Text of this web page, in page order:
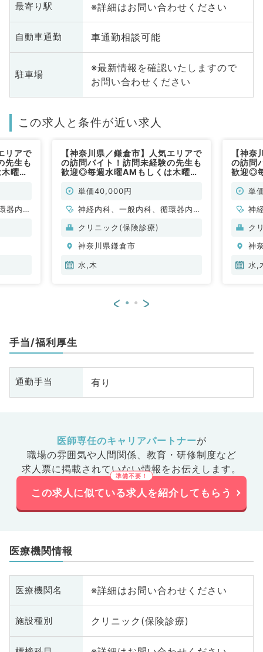
最寄り駅 ※詳細はお問い合わせください
自動車通勤 車通勤相談可能
駐車場
※最新情報を確認いたしますので
お問い合わせください
この求人と条件が近い求人
リアで
先生も
曜
器内
【神奈川県／鎌倉市】人気エリアで
の訪問バイト！訪問未経験の先生も
歓迎◎毎週水曜AMもしくは木曜
4月入職も可能（内科系・外科系／
単価40,000円
神経内科、一般内科、循環器内
科、呼吸器内科、消化器内科、内
内科、血液内科、膠原病科
クリニック(保険診療)
神奈川県鎌倉市
水,木
【神
の訪問
歓迎◎
4月入
単
神
科
内
ク
神
水,
< >
手当/福利厚生
通勤手当 有り
医師専任のキャリアパートナーが
職場の雰囲気や人間関係、 教育・研修制度など
求人票に掲載されていない情報をお伝えします。
この求人に似ている求人を紹介してもらう
医療機関情報
医療機関名 ※詳細はお問い合わせください
施設種別 クリニック(保険診療)